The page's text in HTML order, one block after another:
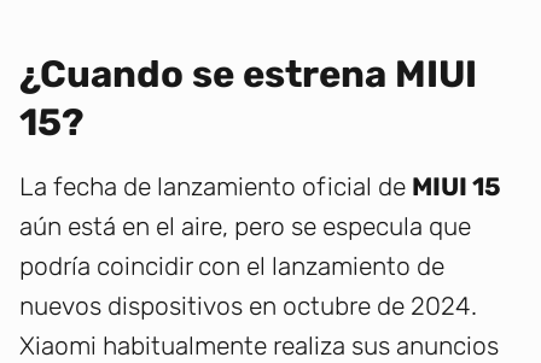
¿Cuando se estrena MIUI
15?
La fecha de lanzamiento oficial de MIUI 15
aún está en el aire, pero se especula que
podría coincidir con el lanzamiento de
nuevos dispositivos en octubre de 2024.
Xiaomi habitualmente realiza sus anuncios